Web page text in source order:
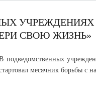
СВОЮ ЖИЗНЬ»
подведомственных
месячник борьбы с